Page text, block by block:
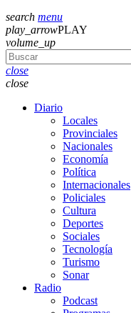
search menu
play_arrowPLAY
volume_up
close
close
Diario
Locales
Provinciales
Nacionales
Economía
Política
Internacionales
Policiales
Cultura
Deportes
Sociales
Tecnología
Turismo
Sonar
Radio
Podcast